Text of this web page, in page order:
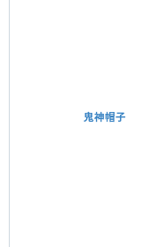
鬼神帽子